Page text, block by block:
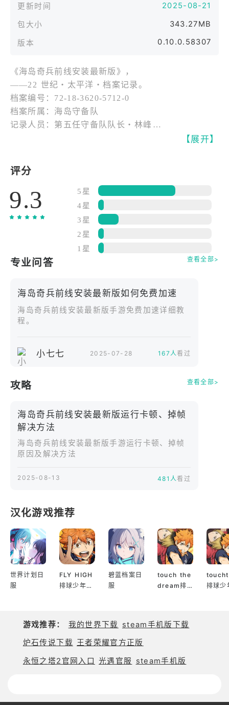
更新时间 2025-08-21
包大小 343.27MB
版本 0.10.0.58307
《海岛奇兵前线安装最新版》，​
——22 世纪・太平洋・档案记录。​
档案编号：72-18-3620-5712-0​
档案所属：海岛守备队​
记录人员：第五任守备队队长・林峰​
查阅注意事项：档案已内置高级程序。阅读文字时，
阅读者将会置身其中，获得视、听、动等多重真实效
果，请在规定时间内阅读完毕，勿将档案以拍照、抄
录或讲读等任一方式告知第三方。请在本基地档案馆
内阅读档案，以上，如有任何违反海岛守备队相关条
例的行为，产生所有后果，自行负责。​
档案索引・・・・・・・・・・・・・・・・・・​
这是一段属于海岛守备队、太平洋乃至整个世界与海
时代。外有海盗势力虎视眈眈，内有资源争夺接连不
断：反叛势力扩张，海难频发，人类与海洋生物愈有
冲突，海岛岌岌可危，想要改变这样的情况，自需有
多年来，吾辈始终寻求和平，力求解决危机。期间与
多方势力往来，有合作，亦有对抗。除却守备队众成
员，亦有普通渔民与海洋研究者身陷困境，在这场全
球性的风波中，行走于浪尖，只为追寻一个安宁的未
现将往事经历整理归档，施以特别的程序，留存于海
岛守备队档案馆中。望后来人开启尘封的信息，亲身
回到那个年代，勿忘往昔之不易，​
后来者，当你寻到这份档案，着手翻阅时，你又看到
我们所在的海洋，终将成为何种模样？”​
【展开】
评分
9.3
5星
4星
3星
2星
1星
专业问答 查看全部>
海岛奇兵前线安装最新版如何免费加速
海岛奇兵前线安装最新版手游免费加速详细教
程。
小七七 2025-07-28 167人看过
攻略 查看全部>
海岛奇兵前线安装最新版运行卡顿、掉帧
解决方法
海岛奇兵前线安装最新版手游运行卡顿、掉帧
原因及解决方法
2025-08-13 481人看过
汉化游戏推荐
世界计划日
服
FLY HIGH
排球少年日
碧蓝档案日
服
touch the
dream排
排球少
游戏推荐： 我的世界下载
steam手机版下载
炉石传说下载 王者荣耀官方正版
永恒之塔2官网入口 光遇官服 steam手机版